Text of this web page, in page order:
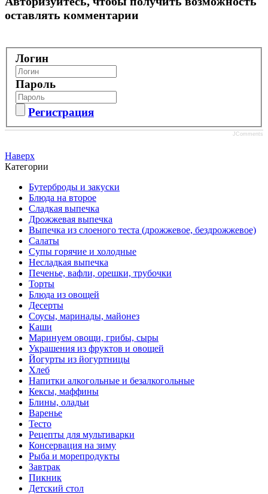
оставлять комментарии
Логин
Пароль
Регистрация
JComments
Наверх
Категории
Бутерброды и закуски
Блюда на второе
Сладкая выпечка
Дрожжевая выпечка
Выпечка из слоеного теста (дрожжевое, бездрожжевое)
Салаты
Супы горячие и холодные
Несладкая выпечка
Печенье, вафли, орешки, трубочки
Торты
Блюда из овощей
Десерты
Соусы, маринады, майонез
Каши
Маринуем овощи, грибы, сыры
Украшения из фруктов и овощей
Йогурты из йогуртницы
Хлеб
Напитки алкогольные и безалкогольные
Кексы, маффины
Блины, оладьи
Варенье
Тесто
Рецепты для мультиварки
Консервация на зиму
Рыба и морепродукты
Завтрак
Пикник
Детский стол